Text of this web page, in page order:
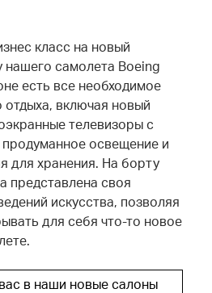
класс на новый
нашего самолета Boeing
есть все необходимое
включая новый
телевизоры с
освещение и
для хранения. На борту
представлена своя
искусства, позволяя
для себя что-то новое
в наши новые салоны